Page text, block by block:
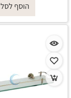
הוסף לסל